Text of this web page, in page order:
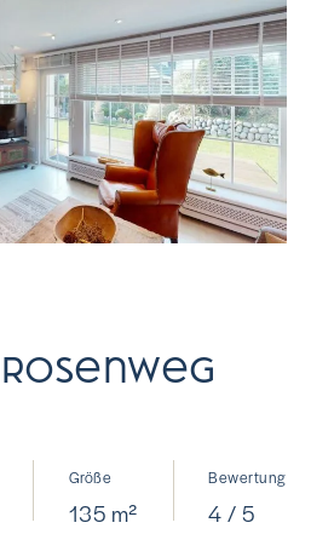
Größe
135 m²
Bewertung
4 / 5